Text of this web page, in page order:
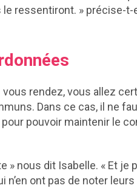
le ressentiront. » précise-
rendez, vous allez
Dans ce cas, il ne
pouvoir maintenir le
» nous dit Isabelle. « Et je
ont pas de noter